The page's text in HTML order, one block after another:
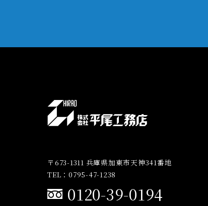
〒673-1311 兵庫県加東市天神341番地
TEL：0795-47-1238
0120-39-0194